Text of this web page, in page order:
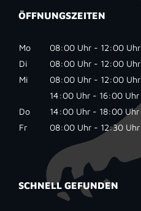
ÖFFNUNGSZEITEN
Mo
08:00 Uhr - 12:00 Uhr
Di
08:00 Uhr - 12:00 Uhr
Mi
08:00 Uhr - 12:00 Uhr
14:00 Uhr - 16:00 Uhr
Do
14:00 Uhr - 18:00 Uhr
Fr
08:00 Uhr - 12:30 Uhr
SCHNELL GEFUNDEN